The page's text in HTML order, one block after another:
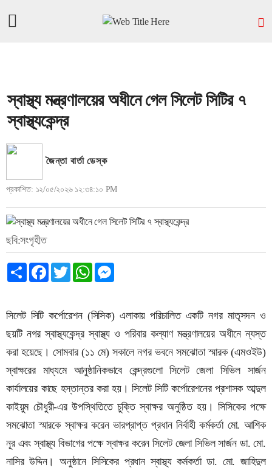
স্বাস্থ্য মন্ত্রণালয়ের অধীনে গেল সিলেট সিটির ৭
স্বাস্থ্যকেন্দ্র
জৈন্তা বার্তা ডেস্ক
প্রকাশিত: ১২/০৫/২০২৬ ১২:৩৪:১০ PM
ছবি:সংগৃহীত
Share FacebookTwitterWhatsApp
সিলেট সিটি কর্পোরেশন (সিসিক) এলাকায় পরিচালিত একটি নগর মাতৃসদন ও
ছয়টি নগর স্বাস্থ্যকেন্দ্র স্বাস্থ্য ও পরিবার কল্যাণ মন্ত্রণালয়ের অধীনে ন্যস্ত
করা হয়েছে। সোমবার (১১ মে) সকালে নগর ভবনে সমঝোতা স্মারক (এমওইউ)
স্বাক্ষরের মাধ্যমে আনুষ্ঠানিকভাবে কেন্দ্রগুলো সিলেট জেলা সিভিল সার্জন
কার্যালয়ের কাছে হস্তান্তর করা হয়। সিলেট সিটি কর্পোরেশনের প্রশাসক আব্দুল
কাইয়ুম চৌধুরী-এর উপস্থিতিতে চুক্তি স্বাক্ষর অনুষ্ঠিত হয়। সিসিকের পক্ষে
সমঝোতা স্মারকে স্বাক্ষর করেন ভারপ্রাপ্ত প্রধান নির্বাহী কর্মকর্তা মো. আশিক
নূর এবং স্বাস্থ্য বিভাগের পক্ষে স্বাক্ষর করেন সিলেট জেলা সিভিল সার্জন ডা. মো.
নাসির উদ্দিন। অনুষ্ঠানে সিসিকের প্রধান স্বাস্থ্য কর্মকর্তা ডা. মো. জাহিদুল